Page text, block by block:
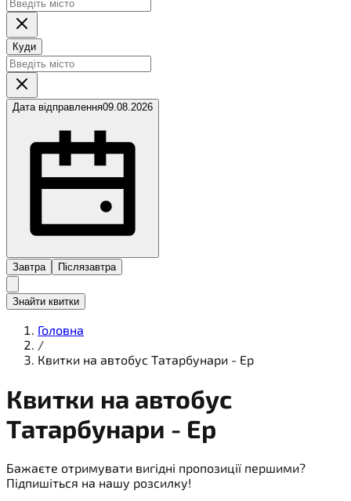
Куди
Дата відправлення09.08.2026
Завтра Післязавтра
Знайти квитки
Головна
/
Квитки на автобус Татарбунари - Ер
Квитки на автобус
Татарбунари - Ер
Бажаєте отримувати вигідні пропозиції першими?
Підпишіться на нашу розсилку!